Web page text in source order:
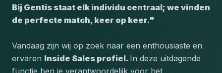
Bij Gentis staat elk individu centraal; we vinden
de perfecte match, keer op keer."
Vandaag zijn wij op zoek naar een enthousiaste en
ervaren Inside Sales profiel. In deze uitdagende
functie ben je verantwoordelijk voor het